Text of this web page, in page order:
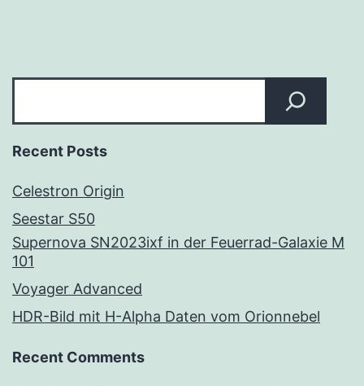
Recent Posts
Celestron Origin
Seestar S50
Supernova SN2023ixf in der Feuerrad-Galaxie M
101
Voyager Advanced
HDR-Bild mit H-Alpha Daten vom Orionnebel
Recent Comments